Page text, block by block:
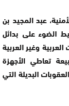
عبد المجيد بن
الضوء على بدائل
وغير العربية
تعاطي الأجهزة
البديلة التي